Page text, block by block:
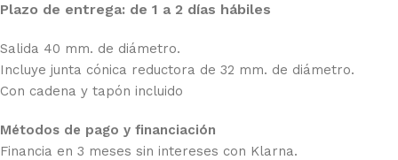
Plazo de entrega: de 1 a 2 días hábiles
Salida 40 mm. de diámetro.
Incluye junta cónica reductora de 32 mm. de diámetro.
Con cadena y tapón incluido
Métodos de pago y financiación
Financia en 3 meses sin intereses con Klarna.